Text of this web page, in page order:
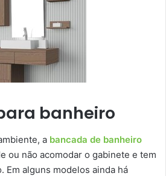
banheiro
a bancada de banheiro
ou não acomodar o gabinete e tem
alguns modelos ainda há